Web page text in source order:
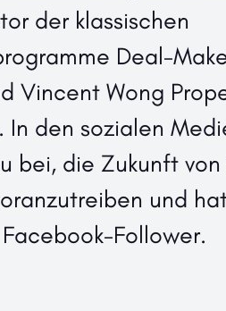
der klassischen
Deal-
Vincent Wong
In den sozialen
bei, die Zukunft
und
Follower.